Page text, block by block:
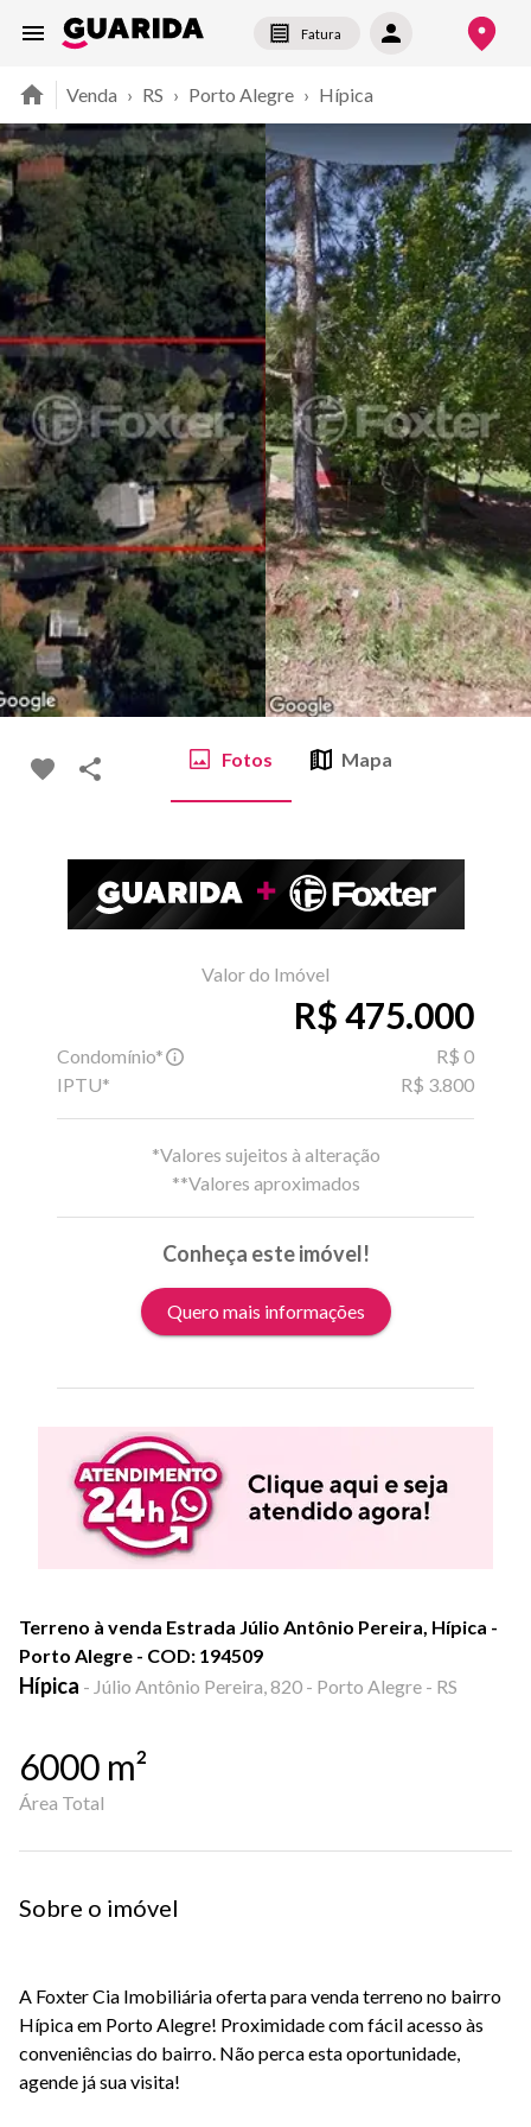
Fatura
Venda › RS › Porto Alegre › Hípica
Fotos Mapa
Valor do Imóvel
R$ 475.000
Condomínio*
R$ 0
IPTU*
R$ 3.800
*Valores sujeitos à alteração
**Valores aproximados
Conheça este imóvel!
Quero mais informações
Terreno à venda Estrada Júlio Antônio Pereira, Hípica -
Porto Alegre - COD: 194509
Hípica - Júlio Antônio Pereira, 820 - Porto Alegre - RS
6000 m²
Área Total
Sobre o imóvel
A Foxter Cia Imobiliária oferta para venda terreno no bairro
Hípica em Porto Alegre! Proximidade com fácil acesso às
conveniências do bairro. Não perca esta oportunidade,
agende já sua visita!